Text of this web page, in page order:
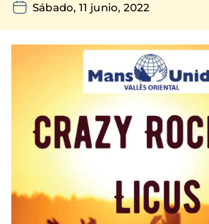
Sábado, 11 junio, 2022